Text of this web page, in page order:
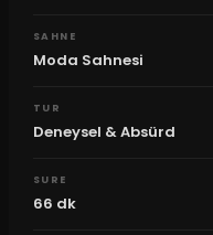
SAHNE
Moda Sahnesi
TUR
Deneysel & Absürd
SURE
66 dk